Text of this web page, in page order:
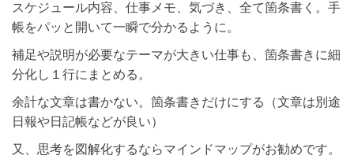
スケジュール内容、仕事メモ、気づき、全て箇条書く。手
帳をパッと開いて一瞬で分かるように。
補足や説明が必要なテーマが大きい仕事も、箇条書きに細
分化し１行にまとめる。
余計な文章は書かない。箇条書きだけにする（文章は別途
日報や日記帳などが良い）
又、思考を図解化するならマインドマップがお勧めです。